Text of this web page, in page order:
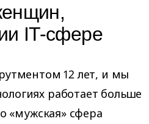
IT-сфере
12 лет, и мы
работает больше
«мужская» сфера